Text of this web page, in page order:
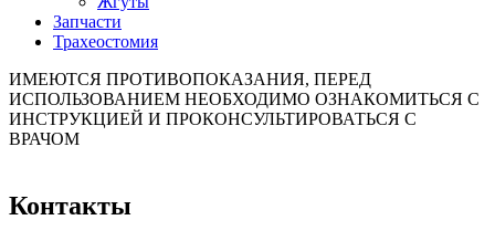
Запчасти
Трахеостомия
ИМЕЮТСЯ ПРОТИВОПОКАЗАНИЯ, ПЕРЕД
ИСПОЛЬЗОВАНИЕМ НЕОБХОДИМО ОЗНАКОМИТЬСЯ С
ИНСТРУКЦИЕЙ И ПРОКОНСУЛЬТИРОВАТЬСЯ С
ВРАЧОМ
Контакты